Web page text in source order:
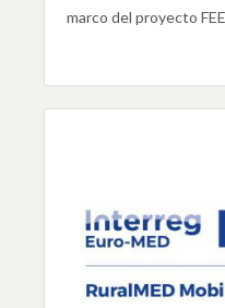
marco del proyecto